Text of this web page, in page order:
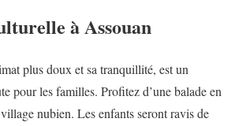
à Assouan
plus doux et sa tranquillité, est un
pour les familles. Profitez d’une balade en
nubien. Les enfants seront ravis de